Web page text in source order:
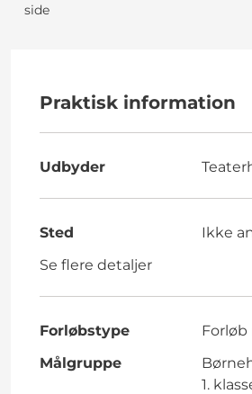
side
Praktisk information
Udbyder
Sted
Ikke
Se flere detaljer
Forløbstype
Målgruppe
1.